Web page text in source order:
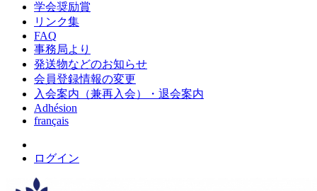
学会奨励賞
リンク集
FAQ
事務局より
発送物などのお知らせ
会員登録情報の変更
入会案内（兼再入会）・退会案内
Adhésion
français
ログイン